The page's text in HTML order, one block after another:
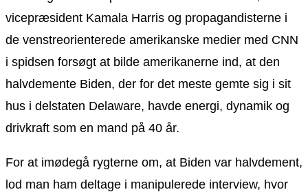
vicepræsident Kamala Harris og propagandisterne i
de venstreorienterede amerikanske medier med CNN
i spidsen forsøgt at bilde amerikanerne ind, at den
halvdemente Biden, der for det meste gemte sig i sit
hus i delstaten Delaware, havde energi, dynamik og
drivkraft som en mand på 40 år.
For at imødegå rygterne om, at Biden var halvdement,
lod man ham deltage i manipulerede interview, hvor